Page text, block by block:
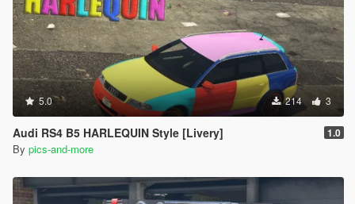
5.0 214 3
Audi RS4 B5 HARLEQUIN Style [Livery] 1.0
By pics-and-more